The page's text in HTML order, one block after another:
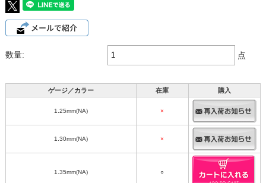
数量: 点
ゲージ／カラー 在庫 購入
1.25mm(NA) ×
1.30mm(NA) ×
1.35mm(NA) ○